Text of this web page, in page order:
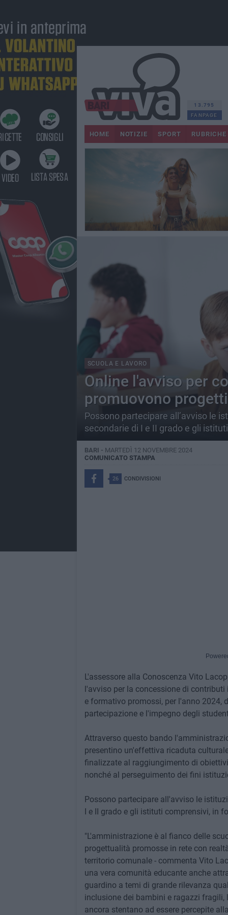
13.795
FANPAGE
HOME NOTIZIE SPORT RUBRICHE
SCUOLA E LAVORO
Online l'avviso per
promuovono
Possono partecipare all’avviso le
secondarie di I e II grado e gli
BARI - MARTEDÌ 12 NOVEMBRE 2024
COMUNICATO STAMPA
26 CONDIVISIONI
L'assessore alla Conoscenza Vito
l'avviso per la concessione di
e formativo promossi, per l'anno 2024,
partecipazione e l'impegno degli
Attraverso questo bando
presentino un'effettiva ricaduta
finalizzate al raggiungimento di
nonché al perseguimento dei fini
Possono partecipare all'avviso le
I e II grado e gli istituti comprensivi, in
"L'amministrazione è al fianco delle
progettualità promosse in rete con
territorio comunale - commenta Vito
una vera comunità educante anche
guardino a temi di grande rilevanza
inclusione dei bambini e ragazzi
ancora stentano ad essere percepite